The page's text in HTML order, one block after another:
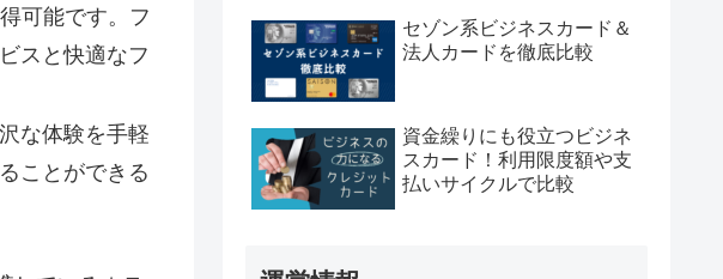
可能です。フ
スと快適なフ
な体験を手軽
ことができる
セゾン系ビジネスカード＆
法人カードを徹底比較
資金繰りにも役立つビジネ
スカード！利用限度額や支
払いサイクルで比較